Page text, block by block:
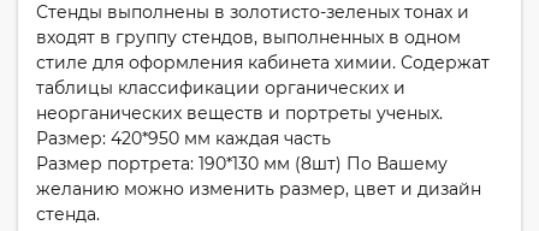
Стенды выполнены в золотисто-зеленых тонах и
входят в группу стендов, выполненных в одном
стиле для оформления кабинета химии. Содержат
таблицы классификации органических и
неорганических веществ и портреты ученых.
Размер: 420*950 мм каждая часть
Размер портрета: 190*130 мм (8шт) По Вашему
желанию можно изменить размер, цвет и дизайн
стенда.